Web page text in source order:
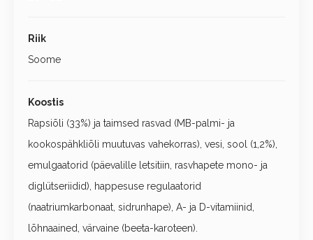
Riik
Soome
Koostis
Rapsiõli (33%) ja taimsed rasvad (MB-palmi- ja
kookospähkliõli muutuvas vahekorras), vesi, sool (1,2%),
emulgaatorid (päevalille letsitiin, rasvhapete mono- ja
diglütseriidid), happesuse regulaatorid
(naatriumkarbonaat, sidrunhape), A- ja D-vitamiinid,
lõhnaained, värvaine (beeta-karoteen).